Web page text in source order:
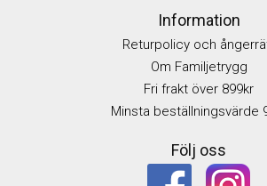
Information
Returpolicy och
Om Familjetrygg
Fri frakt över 899kr
Minsta beställningsvärde
Följ oss